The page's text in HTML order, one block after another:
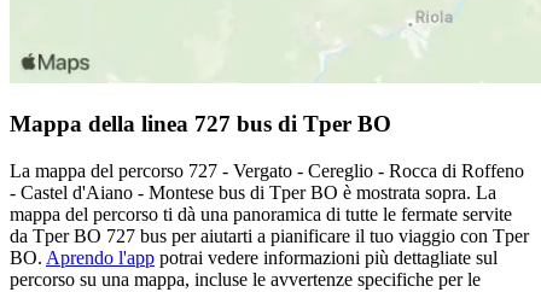
Mappa della linea 727 bus di Tper BO
La mappa del percorso 727 - Vergato - Cereglio - Rocca di Roffeno
- Castel d'Aiano - Montese bus di Tper BO è mostrata sopra. La
mappa del percorso ti dà una panoramica di tutte le fermate servite
da Tper BO 727 bus per aiutarti a pianificare il tuo viaggio con Tper
BO. Aprendo l'app potrai vedere informazioni più dettagliate sul
percorso su una mappa, incluse le avvertenze specifiche per le